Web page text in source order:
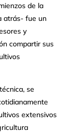
de la
atrás- fue un
y
compartir sus
se
extensivos